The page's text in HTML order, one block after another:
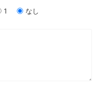
1 なし